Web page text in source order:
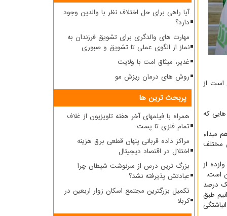
است از
که
مبداء
مختلف
از
است.
منافع و سود خودش است، شواهد و مدارک در صحنه هم از آن حکایت می کند که تا سال ۲۰۱۵ یک درصد
که بدانیم طبق
آیا راهی برای حل اختلاف نظر با والدین وجود
دارد؟
مهارت های والدگری برای تشویق فرزندان به
نماز از الگوی عملی تا تشویق و صبوری
غدیر، میثاق امت با ولایت
روش های درمان ریزش مو
پربحث ترین ها
همراه با فیلمهای آخر هفته تلویزیون از غلاف
تمام فلزی تا پست
مراکز داده قربانی پنهان قطعی برق هزینه
اختلال در اقتصاد دیجیتال
بزرگ ترین درس از سرنوشت شیطان چرا
عبادتش پذیرفته نشد؟
تکمیل بزرگترین مجتمع اسکان زوار اربعین در
کربلا